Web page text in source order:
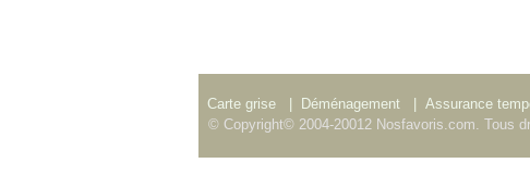
Carte grise Déménagement Assurance
© Copyright© 2004-20012 Nosfavoris.com. Tous